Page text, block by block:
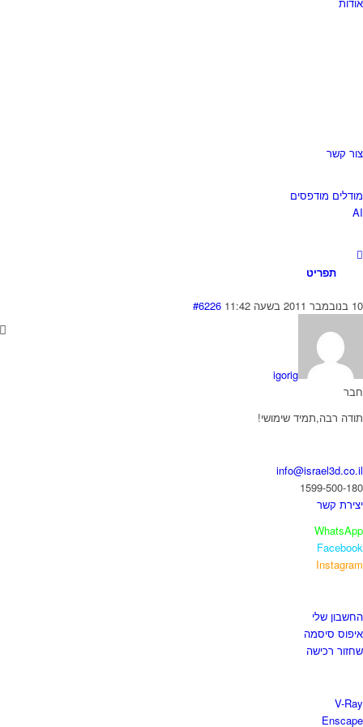
קשר
מודפסים
תפריט
2011 בשעה 11:42 #6226
igorig
רבה,תמיד שימושי!
1599-500-
קשר
שלי
סיסמה
רכישה
V-